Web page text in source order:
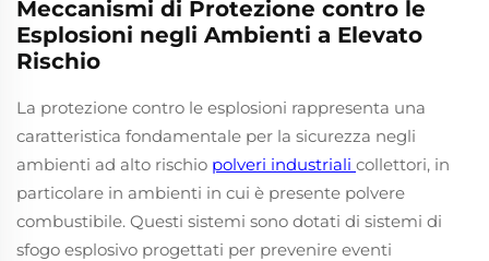
Meccanismi di Protezione contro le
Esplosioni negli Ambienti a Elevato
Rischio
La protezione contro le esplosioni rappresenta una
caratteristica fondamentale per la sicurezza negli
ambienti ad alto rischio polveri industriali collettori, in
particolare in ambienti in cui è presente polvere
combustibile. Questi sistemi sono dotati di sistemi di
sfogo esplosivo progettati per prevenire eventi